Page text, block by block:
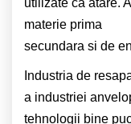
utilizate ca atare.
materie prima
secundara si de
Industria de
a industriei
tehnologii bine